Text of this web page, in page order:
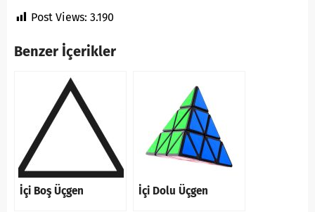
Post Views: 3.190
Benzer İçerikler
İçi Boş Üçgen İçi Dolu Üçgen